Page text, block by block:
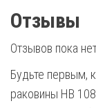
Отзывы
Отзывов пока
Будьте первым,
раковины HB